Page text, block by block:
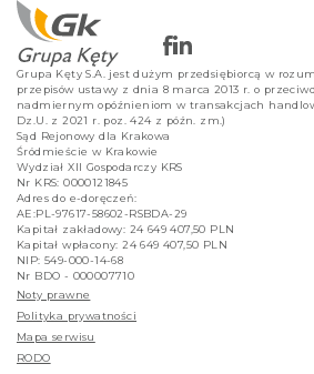
Grupa Kęty S.A. jest dużym przedsiębiorcą w
przepisów ustawy z dnia 8 marca 2013 r. o
nadmiernym opóźnieniom w transakcjach
Dz.U. z 2021 r. poz. 424 z późn. zm.)
Sąd Rejonowy dla Krakowa
Śródmieście w Krakowie
Wydział XII Gospodarczy KRS
Nr KRS: 0000121845
Adres do e-doręczeń:
AE:PL-97617-58602-RSBDA-29
Kapitał zakładowy: 24 649 407,50 PLN
Kapitał wpłacony: 24 649 407,50 PLN
NIP: 549-000-14-68
Nr BDO - 000007710
Noty prawne
Polityka prywatności
Mapa serwisu
RODO